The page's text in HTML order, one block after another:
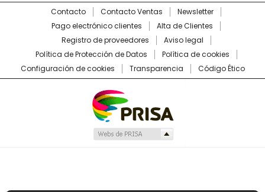
Contacto Contacto Ventas
Newsletter
Pago electrónico clientes
Alta de Clientes
Registro de proveedores
Aviso legal
Política de Protección de Datos
Política de cookies
Configuración de cookies
Transparencia Código Ético